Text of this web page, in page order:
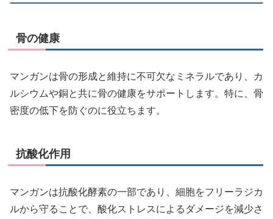
骨の健康
マンガンは骨の形成と維持に不可欠なミネラルであり、カ
ルシウムや銅と共に骨の健康をサポートします。特に、骨
密度の低下を防ぐのに役立ちます。
抗酸化作用
マンガンは抗酸化酵素の一部であり、細胞をフリーラジカ
ルから守ることで、酸化ストレスによるダメージを減少さ